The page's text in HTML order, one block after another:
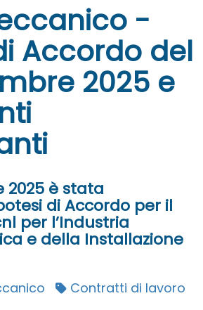
-
Accordo del
2025 e
2025 è stata
di Accordo per il
per l’Industria
e della Installazione
Contratti di lavoro